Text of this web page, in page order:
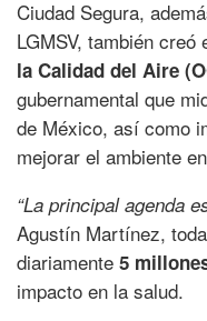
Ciudad Segura,
LGMSV, también creó
la Calidad del Aire
gubernamental que
de México, así como
mejorar el ambiente
“La principal agenda
Agustín Martínez,
diariamente 5
impacto en la salud.